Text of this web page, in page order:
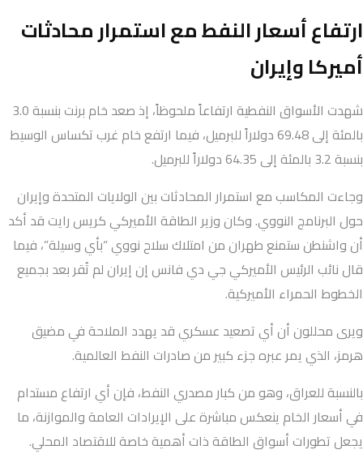
ارتفاع أسعار النفط مع استمرار محادثات
أميركا وإيران
شهدت الأسواق النفطية ارتفاعاً ملحوظاً، إذ صعد خام برنت بنسبة 3.0
بالمئة إلى 69.48 دولاراً للبرميل، فيما ارتفع خام غرب تكساس الوسيط
بنسبة 3.2 بالمئة إلى 64.35 دولاراً للبرميل.
وجاءت المكاسب مع استمرار المحادثات بين الولايات المتحدة وإيران
حول البرنامج النووي. وكان وزير الطاقة الأميركي كريس رايت قد أكد
أن واشنطن ستمنع طهران من امتلاك سلاح نووي “بأي وسيلة”، فيما
قال نائب الرئيس الأميركي جي دي فانس إن إيران لم تُقر بعد بجميع
الخطوط الحمراء الأميركية.
ويرى محللون أن أي تصعيد عسكري قد يهدد الملاحة في مضيق
هرمز، الذي يمر عبره جزء كبير من صادرات النفط العالمية.
بالنسبة للعراق، وهو من كبار مصدري النفط، فإن أي ارتفاع مستدام
في أسعار الخام ينعكس مباشرة على الإيرادات العامة والموازنة، ما
يجعل تطورات أسواق الطاقة ذات أهمية خاصة للاقتصاد المحلي.